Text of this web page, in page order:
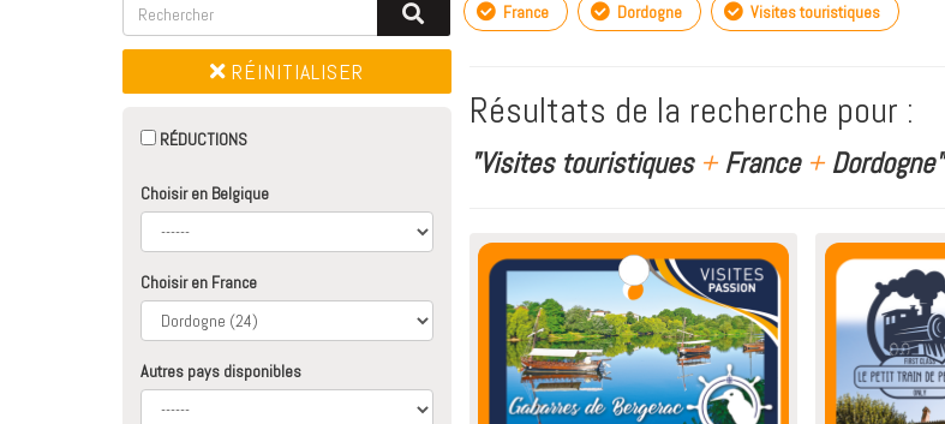
RÉINITIALISER
RÉDUCTIONS
Choisir en Belgique
Choisir en France
Autres pays disponibles
France Dordogne Visites touristiques
Résultats de la recherche pour :
"Visites touristiques +France +Dordogne"